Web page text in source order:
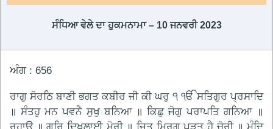
ਸੰਧਿਆ ਵੇਲੇ ਦਾ ਹੁਕਮਨਾਮਾ – 10 ਜਨਵਰੀ 2023
ਅੰਗ : 656
ਰਾਗੁ ਸੋਰਠਿ ਬਾਣੀ ਭਗਤ ਕਬੀਰ ਜੀ ਕੀ ਘਰੁ ੧ ੴ ਸਤਿਗੁਰ ਪ੍ਰਸਾਦਿ
॥ ਸੰਤਹੁ ਮਨ ਪਵਨੈ ਸੁਖੁ ਬਨਿਆ ॥ ਕਿਛੁ ਜੋਗੁ ਪਰਾਪਤਿ ਗਨਿਆ ॥